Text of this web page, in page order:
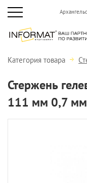
Категория товара
Стержень
111 мм 0,7